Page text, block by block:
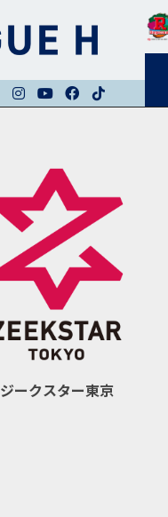
ジークスター東京